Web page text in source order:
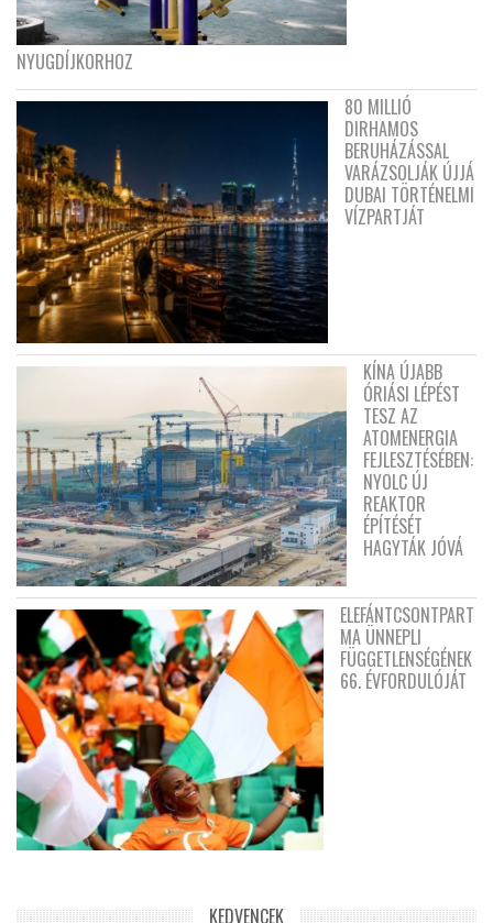
NYUGDÍJKORHOZ
80 MILLIÓ
DIRHAMOS
BERUHÁZÁSSAL
VARÁZSOLJÁK ÚJJÁ
DUBAI TÖRTÉNELMI
VÍZPARTJÁT
KÍNA ÚJABB
ÓRIÁSI LÉPÉST
TESZ AZ
ATOMENERGIA
FEJLESZTÉSÉBEN:
NYOLC ÚJ
REAKTOR
ÉPÍTÉSÉT
HAGYTÁK JÓVÁ
ELEFÁNTCSONTPART
MA ÜNNEPLI
FÜGGETLENSÉGÉNEK
66. ÉVFORDULÓJÁT
KEDVENCEK